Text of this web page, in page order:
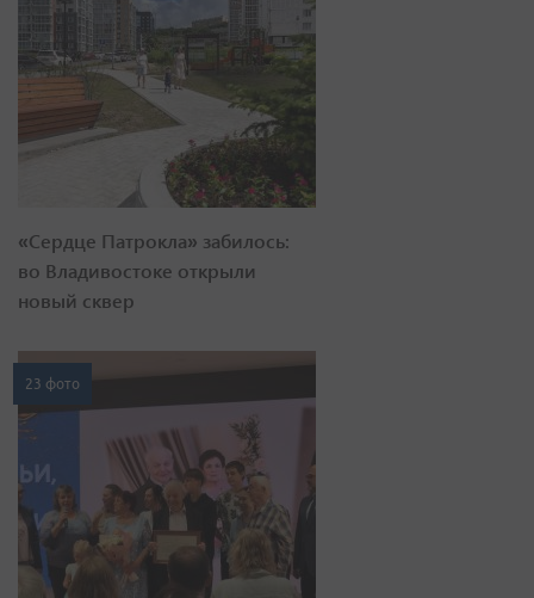
«Сердце Патрокла» забилось:
во Владивостоке открыли
новый сквер
23 фото